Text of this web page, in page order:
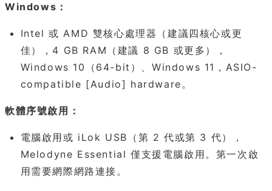
Windows：
Intel 或 AMD 雙核心處理器（建議四核心或更
佳），4 GB RAM（建議 8 GB 或更多），
Windows 10（64-bit）、Windows 11，ASIO-
compatible [Audio] hardware。
軟體序號啟用：
電腦啟用或 iLok USB（第 2 代或第 3 代），
Melodyne Essential 僅支援電腦啟用。第一次啟
用需要網際網路連接。